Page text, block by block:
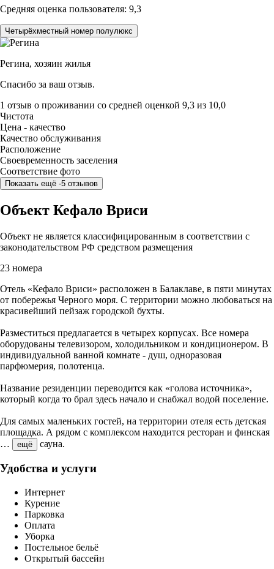
Средняя оценка пользователя: 9,3
Четырёхместный номер полулюкс
Регина, хозяин жилья
Спасибо за ваш отзыв.
1 отзыв о проживании со средней оценкой 9,3 из 10,0
Чистота
Цена - качество
Качество обслуживания
Расположение
Своевременность заселения
Соответствие фото
Показать ещё -5 отзывов
Объект Кефало Вриси
Объект не является классифицированным в соответствии с
законодательством РФ средством размещения
23 номера
Отель «Кефало Вриси» расположен в Балаклаве, в пяти минутах
от побережья Черного моря. С территории можно любоваться на
красивейший пейзаж городской бухты.
Разместиться предлагается в четырех корпусах. Все номера
оборудованы телевизором, холодильником и кондиционером. В
индивидуальной ванной комнате - душ, одноразовая
парфюмерия, полотенца.
Название резиденции переводится как «голова источника»,
который когда то брал здесь начало и снабжал водой поселение.
Для самых маленьких гостей, на территории отеля есть детская
площадка. А рядом с комплексом находится ресторан и финская
…
ещё сауна.
Удобства и услуги
Интернет
Курение
Парковка
Оплата
Уборка
Постельное бельё
Открытый бассейн